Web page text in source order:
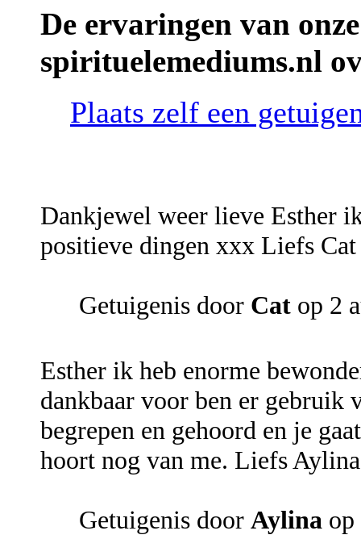
De ervaringen van
spirituelemediums.nl
Plaats zelf een
Dankjewel weer lieve Esther
positieve dingen xxx Liefs Cat
Getuigenis door Cat op 2
Esther ik heb enorme
dankbaar voor ben er gebruik
begrepen en gehoord en je
hoort nog van me. Liefs
Getuigenis door Aylina